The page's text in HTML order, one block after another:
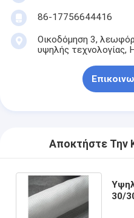
86-17756644416
Οικοδόμηση 3,
υψηλής τεχνολογίας,
Αποκτήστε Την
30/